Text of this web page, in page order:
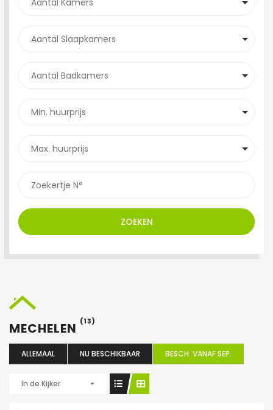
ZOEKEN
MECHELEN (13)
ALLEMAAL NU BESCHIKBAAR BESCH. VANAF SEP.
In de Kijker